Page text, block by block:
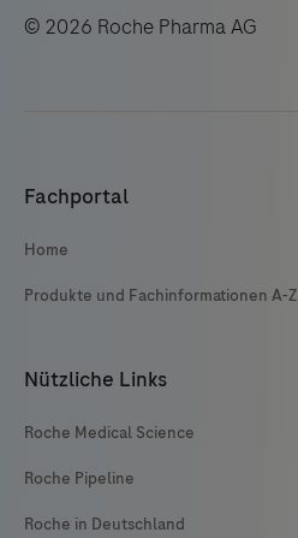
© 2026 Roche Pharma AG
Fachportal
Home
Produkte und Fachinformationen A-Z
Nützliche Links
Roche Medical Science
Roche Pipeline
Roche in Deutschland